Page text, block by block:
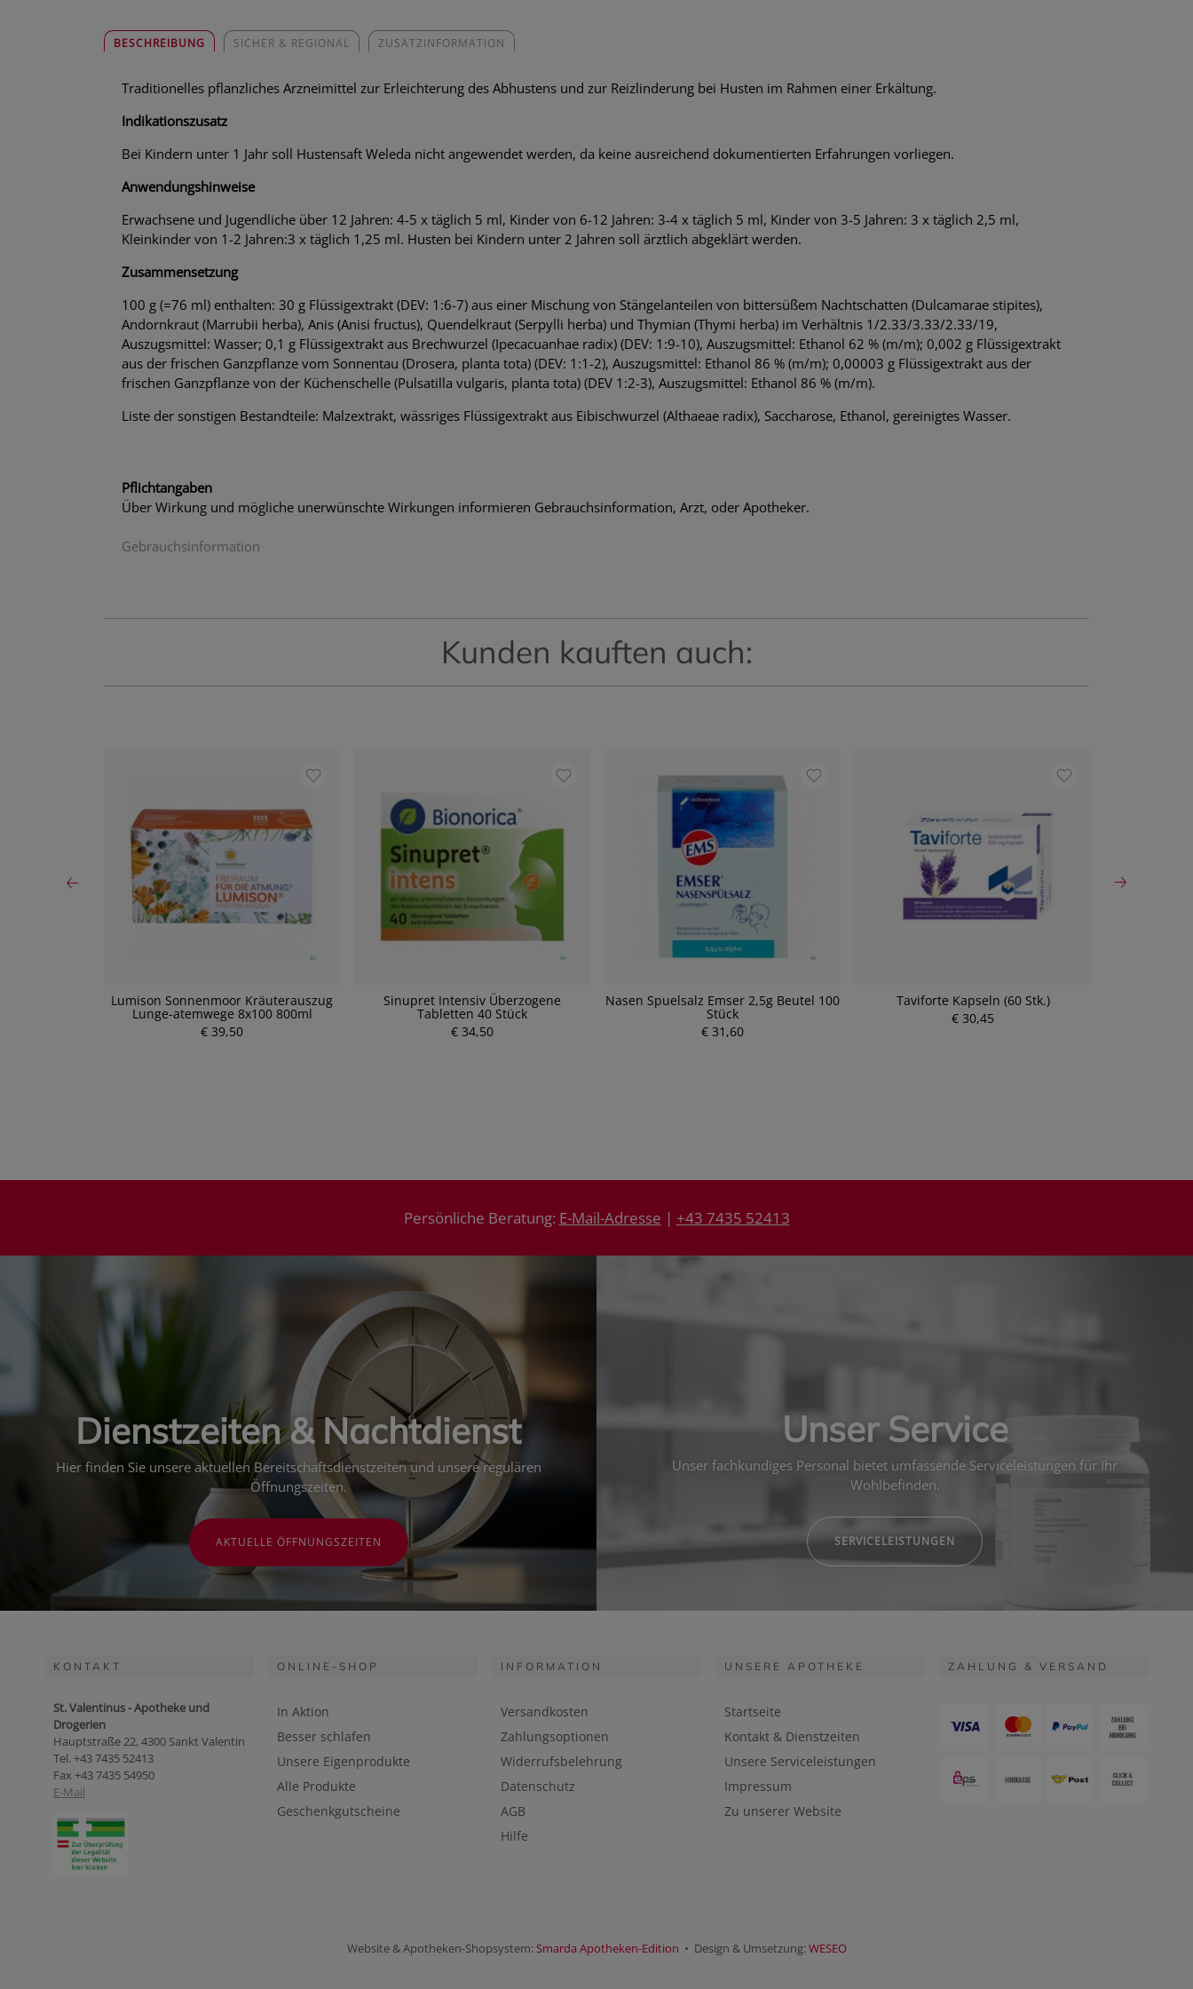
BESCHREIBUNG SICHER & REGIONAL ZUSATZINFORMATION
Traditionelles pflanzliches Arzneimittel zur Erleichterung des Abhustens und zur Reizlinderung bei Husten im Rahmen einer Erkältung.
Indikationszusatz
Bei Kindern unter 1 Jahr soll Hustensaft Weleda nicht angewendet werden, da keine ausreichend dokumentierten Erfahrungen vorliegen.
Anwendungshinweise
Erwachsene und Jugendliche über 12 Jahren: 4-5 x täglich 5 ml, Kinder von 6-12 Jahren: 3-4 x täglich 5 ml, Kinder von 3-5 Jahren: 3 x täglich 2,5 ml,
Kleinkinder von 1-2 Jahren:3 x täglich 1,25 ml. Husten bei Kindern unter 2 Jahren soll ärztlich abgeklärt werden.
Zusammensetzung
100 g (=76 ml) enthalten: 30 g Flüssigextrakt (DEV: 1:6-7) aus einer Mischung von Stängelanteilen von bittersüßem Nachtschatten (Dulcamarae stipites),
Andornkraut (Marrubii herba), Anis (Anisi fructus), Quendelkraut (Serpylli herba) und Thymian (Thymi herba) im Verhältnis 1/2.33/3.33/2.33/19,
Auszugsmittel: Wasser; 0,1 g Flüssigextrakt aus Brechwurzel (Ipecacuanhae radix) (DEV: 1:9-10), Auszugsmittel: Ethanol 62 % (m/m); 0,002 g Flüssigextrakt
aus der frischen Ganzpflanze vom Sonnentau (Drosera, planta tota) (DEV: 1:1-2), Auszugsmittel: Ethanol 86 % (m/m); 0,00003 g Flüssigextrakt aus der
frischen Ganzpflanze von der Küchenschelle (Pulsatilla vulgaris, planta tota) (DEV 1:2-3), Auszugsmittel: Ethanol 86 % (m/m).
Liste der sonstigen Bestandteile: Malzextrakt, wässriges Flüssigextrakt aus Eibischwurzel (Althaeae radix), Saccharose, Ethanol, gereinigtes Wasser.
Pflichtangaben
Über Wirkung und mögliche unerwünschte Wirkungen informieren Gebrauchsinformation, Arzt, oder Apotheker.
Gebrauchsinformation
Kunden kauften auch:
Lumison Sonnenmoor Kräuterauszug
Lunge-atemwege 8x100 800ml
€ 39,50
Sinupret Intensiv Überzogene
Tabletten 40 Stück
€ 34,50
Nasen Spuelsalz Emser 2,5g Beutel 100
Stück
€ 31,60
Taviforte Kapseln (60 Stk.)
€ 30,45
P
r P P
Persönliche Beratung: E-Mail-Adresse | +43 7435 52413
Dienstzeiten & Nachtdienst
Hier finden Sie unsere aktuellen Bereitschaftsdienstzeiten und unsere regulären
Öffnungszeiten.
AKTUELLE ÖFFNUNGSZEITEN
Unser Service
Unser fachkundiges Personal bietet umfassende Serviceleistungen für Ihr
Wohlbefinden.
SERVICELEISTUNGEN
KONTAKT
St. Valentinus - Apotheke und
Drogerien
Hauptstraße 22, 4300 Sankt Valentin
Tel. +43 7435 52413
Fax +43 7435 54950
E-Mail
ONLINE-SHOP
In Aktion
Besser schlafen
Unsere Eigenprodukte
Alle Produkte
Geschenkgutscheine
INFORMATION
Versandkosten
Zahlungsoptionen
Widerrufsbelehrung
Datenschutz
AGB
Hilfe
UNSERE APOTHEKE
Startseite
Kontakt & Dienstzeiten
Unsere Serviceleistungen
Impressum
Zu unserer Website
ZAHLUNG & VERSAND
Website & Apotheken-Shopsystem:Smarda Apotheken-Edition • Design & Umsetzung:WESEO